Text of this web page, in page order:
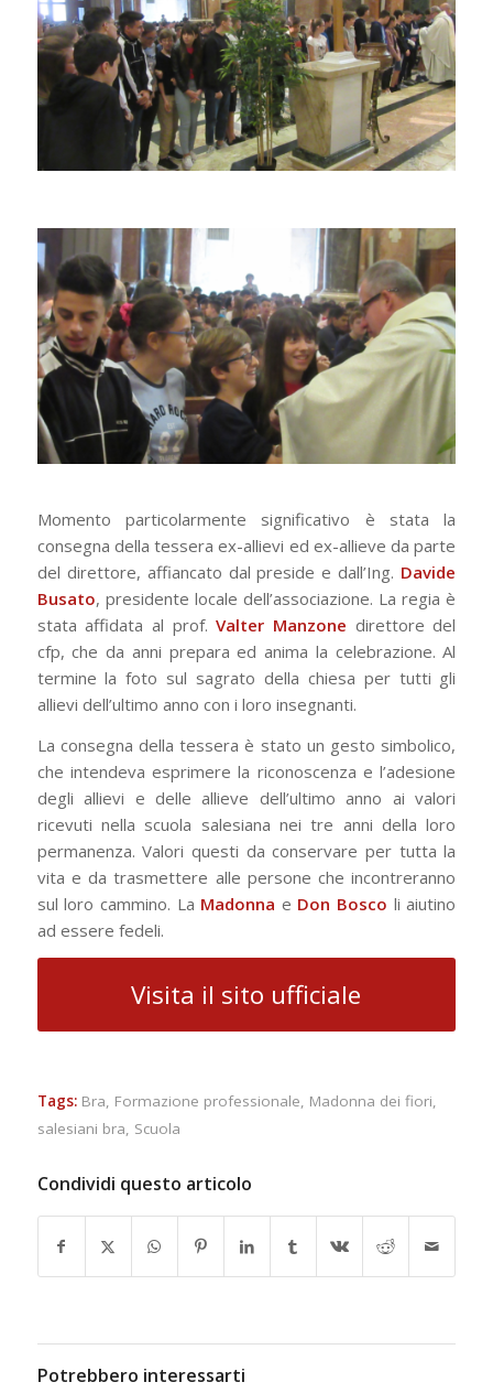
Momento particolarmente significativo è stata la
consegna della tessera ex-allievi ed ex-allieve da parte
del direttore, affiancato dal preside e dall’Ing. Davide
Busato, presidente locale dell’associazione. La regia è
stata affidata al prof.Valter Manzone direttore del
cfp, che da anni prepara ed anima la celebrazione. Al
termine la foto sul sagrato della chiesa per tutti gli
allievi dell’ultimo anno con i loro insegnanti.
La consegna della tessera è stato un gesto simbolico,
che intendeva esprimere la riconoscenza e l’adesione
degli allievi e delle allieve dell’ultimo anno ai valori
ricevuti nella scuola salesiana nei tre anni della loro
permanenza. Valori questi da conservare per tutta la
vita e da trasmettere alle persone che incontreranno
sul loro cammino. La Madonna e Don Bosco li aiutino
ad essere fedeli.
Visita il sito ufficiale
Tags: Bra, Formazione professionale, Madonna dei fiori,
salesiani bra, Scuola
Condividi questo articolo
Potrebbero interessarti